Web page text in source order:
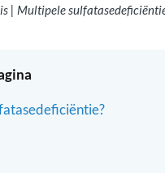
| Multipele